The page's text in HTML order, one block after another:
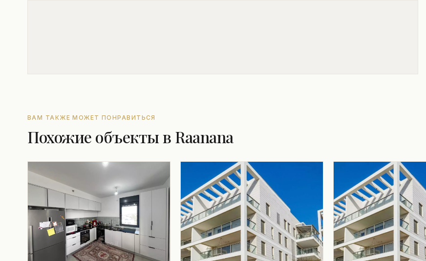
ВАМ ТАКЖЕ МОЖЕТ ПОНРАВИТЬСЯ
Похожие объекты в Raanana